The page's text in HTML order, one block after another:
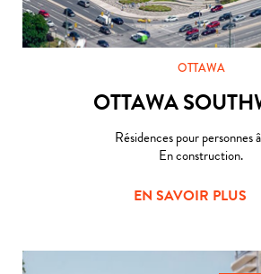
OTTAWA
OTTAWA
Résidences pour personnes
En construction.
EN SAVOIR PLUS